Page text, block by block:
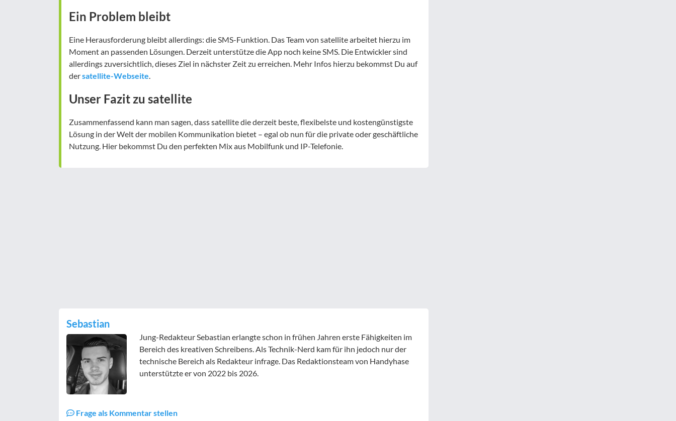
Ein Problem bleibt
Eine Herausforderung bleibt allerdings: die SMS-Funktion. Das Team von satellite arbeitet hierzu im
Moment an passenden Lösungen. Derzeit unterstütze die App noch keine SMS. Die Entwickler sind
allerdings zuversichtlich, dieses Ziel in nächster Zeit zu erreichen. Mehr Infos hierzu bekommst Du auf
dersatellite-Webseite
Unser Fazit zu satellite
Zusammenfassend kann man sagen, dass satellite die derzeit beste, flexibelste und kostengünstigste
Lösung in der Welt der mobilen Kommunikation bietet – egal ob nun für die private oder geschäftliche
Nutzung. Hier bekommst Du den perfekten Mix aus Mobilfunk und IP-Telefonie.
Sebastian
Jung-Redakteur Sebastian erlangte schon in frühen Jahren erste Fähigkeiten im
Bereich des kreativen Schreibens. Als Technik-Nerd kam für ihn jedoch nur der
technische Bereich als Redakteur infrage. Das Redaktionsteam von Handyhase
unterstützte er von 2022 bis 2026.
Frage als Kommentar stellen